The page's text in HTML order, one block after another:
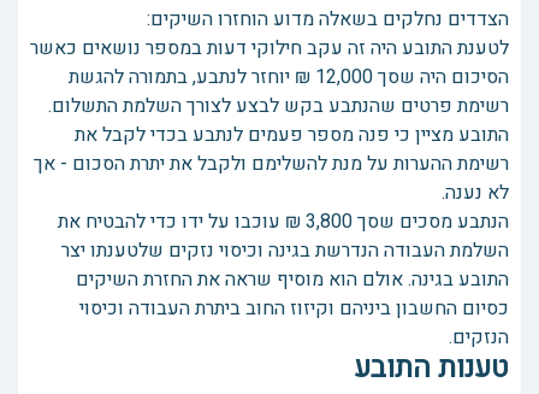
הצדדים נחלקים בשאלה מדוע הוחזרו השיקים:
לטענת התובע היה זה עקב חילוקי דעות במספר נושאים כאשר
הסיכום היה שסך 12,000 ₪ יוחזר לנתבע, בתמורה להגשת
רשימת פרטים שהנתבע בקש לבצע לצורך השלמת התשלום.
התובע מציין כי פנה מספר פעמים לנתבע בכדי לקבל את
רשימת ההערות על מנת להשלימם ולקבל את יתרת הסכום - אך
לא נענה.
הנתבע מסכים שסך 3,800 ₪ עוכבו על ידו כדי להבטיח את
השלמת העבודה הנדרשת בגינה וכיסוי נזקים שלטענתו יצר
התובע בגינה. אולם הוא מוסיף שראה את החזרת השיקים
כסיום החשבון ביניהם וקיזוז החוב ביתרת העבודה וכיסוי
הנזקים.
טענות התובע